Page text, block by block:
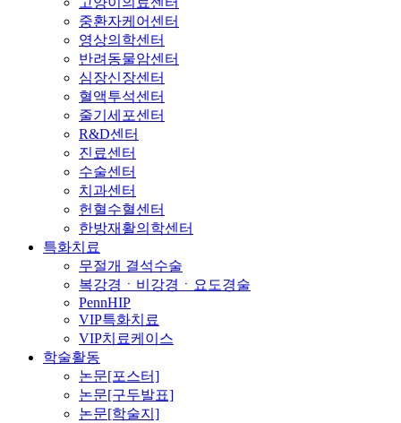
중환자케어센터
영상의학센터
반려동물암센터
심장신장센터
혈액투석센터
줄기세포센터
R&D센터
진료센터
수술센터
치과센터
헌혈수혈센터
한방재활의학센터
특화치료
무절개 결석수술
복강경ㆍ비강경ㆍ요도경술
PennHIP
VIP특화치료
VIP치료케이스
학술활동
논문[포스터]
논문[구두발표]
논문[학술지]